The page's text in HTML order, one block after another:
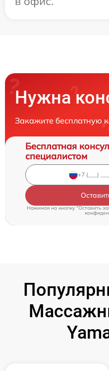
Нужна
Закажите бесплатную
Бесплатная
специалистом
Нажимая на кнопку "Оставить